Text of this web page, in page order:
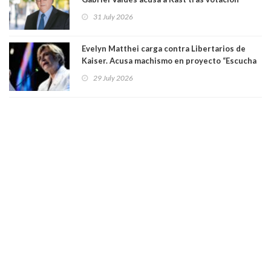
"Si hay una persona responsable es él"
31 July 2026
Evelyn Matthei carga contra Libertarios de
Kaiser. Acusa machismo en proyecto “Escucha
"¿Cómo puede haber alguien tan enfermo del
29 July 2026